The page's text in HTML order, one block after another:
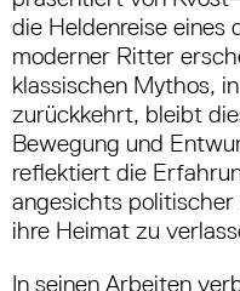
die Heldenreise eines
moderner Ritter
klassischen Mythos,
zurückkehrt, bleibt
Bewegung und
reflektiert die
angesichts
ihre Heimat zu
In seinen Arbeiten